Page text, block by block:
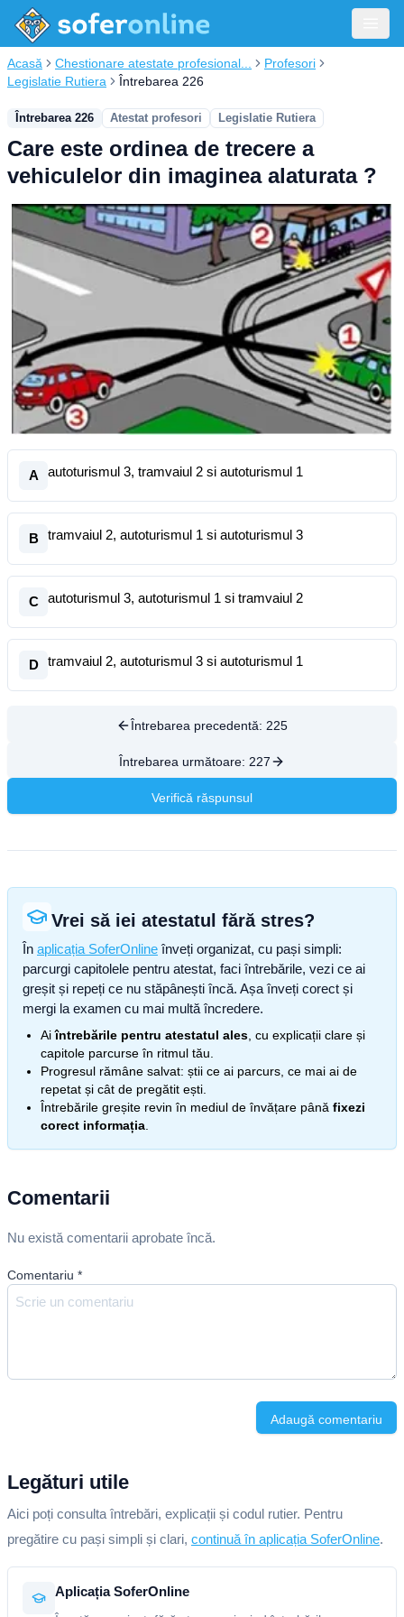
Acasă Chestionare atestate profesional...
Profesori
Legislatie Rutiera
Întrebarea 226
Întrebarea 226 Atestat profesori Legislatie Rutiera
Care este ordinea de trecere a
vehiculelor din imaginea alaturata ?
A autoturismul 3, tramvaiul 2 si autoturismul 1
B tramvaiul 2, autoturismul 1 si autoturismul 3
C autoturismul 3, autoturismul 1 si tramvaiul 2
D tramvaiul 2, autoturismul 3 si autoturismul 1
Întrebarea precedentă: 225
Întrebarea următoare: 227
Verifică răspunsul
Vrei să iei atestatul fără stres?
În aplicația SoferOnline înveți organizat, cu pași simpli:
parcurgi capitolele pentru atestat, faci întrebările, vezi ce ai
greșit și repeți ce nu stăpânești încă. Așa înveți corect și
mergi la examen cu mai multă încredere.
Aiîntrebările pentru atestatul ales , cu explicații clare și
capitole parcurse în ritmul tău.
Progresul rămâne salvat: știi ce ai parcurs, ce mai ai de
repetat și cât de pregătit ești.
Întrebările greșite revin în mediul de învățare până fixezi
corect informația
Comentarii
Nu există comentarii aprobate încă.
Comentariu *
Adaugă comentariu
Legături utile
Aici poți consulta întrebări, explicații și codul rutier. Pentru
pregătire cu pași simpli și clari, continuă în aplicația SoferOnline.
Aplicația SoferOnline